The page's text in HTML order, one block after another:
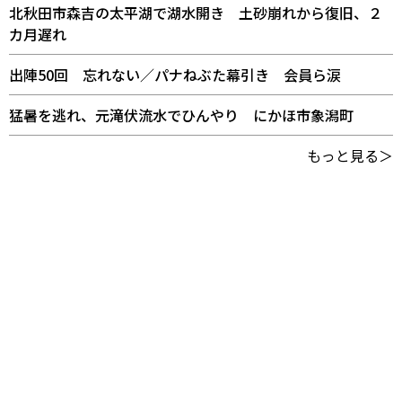
北秋田市森吉の太平湖で湖水開き 土砂崩れから復旧、２
カ月遅れ
出陣50回 忘れない／パナねぶた幕引き 会員ら涙
猛暑を逃れ、元滝伏流水でひんやり にかほ市象潟町
もっと見る＞